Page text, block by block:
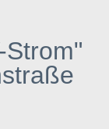
Strom"